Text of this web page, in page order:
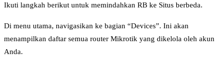
Ikuti langkah berikut untuk memindahkan RB ke Situs berbeda.
Di menu utama, navigasikan ke bagian “Devices”. Ini akan
menampilkan daftar semua router Mikrotik yang dikelola oleh akun
Anda.